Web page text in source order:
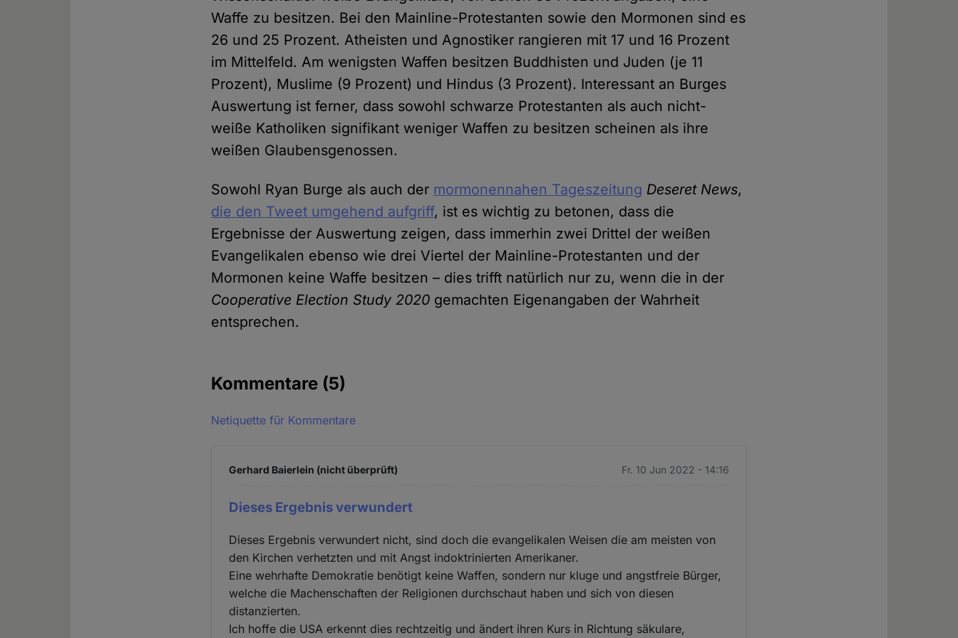
Waffe zu besitzen. Bei den Mainline-Protestanten sowie den Mormonen sind es
26 und 25 Prozent. Atheisten und Agnostiker rangieren mit 17 und 16 Prozent
im Mittelfeld. Am wenigsten Waffen besitzen Buddhisten und Juden (je 11
Prozent), Muslime (9 Prozent) und Hindus (3 Prozent). Interessant an Burges
Auswertung ist ferner, dass sowohl schwarze Protestanten als auch nicht-
weiße Katholiken signifikant weniger Waffen zu besitzen scheinen als ihre
weißen Glaubensgenossen.
Sowohl Ryan Burge als auch der mormonennahen Tageszeitung Deseret News,
die den Tweet umgehend aufgriff, ist es wichtig zu betonen, dass die
Ergebnisse der Auswertung zeigen, dass immerhin zwei Drittel der weißen
Evangelikalen ebenso wie drei Viertel der Mainline-Protestanten und der
Mormonen keine Waffe besitzen – dies trifft natürlich nur zu, wenn die in der
Cooperative Election Study 2020 gemachten Eigenangaben der Wahrheit
entsprechen.
Kommentare (5)
Netiquette für Kommentare
Gerhard Baierlein (nicht überprüft) Fr. 10 Jun 2022 - 14:16
Dieses Ergebnis verwundert
Dieses Ergebnis verwundert nicht, sind doch die evangelikalen Weisen die am meisten von
den Kirchen verhetzten und mit Angst indoktrinierten Amerikaner.
Eine wehrhafte Demokratie benötigt keine Waffen, sondern nur kluge und angstfreie Bürger,
welche die Machenschaften der Religionen durchschaut haben und sich von diesen
distanzierten.
Ich hoffe die USA erkennt dies rechtzeitig und ändert ihren Kurs in Richtung säkulare,